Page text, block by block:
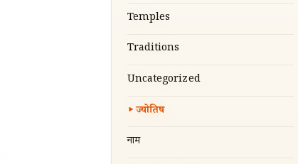
Temples
Traditions
Uncategorized
ज्योतिष
नाम